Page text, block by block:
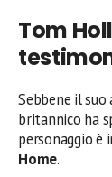
Tom
Sebbene il
britannico ha
personaggio è
Home.